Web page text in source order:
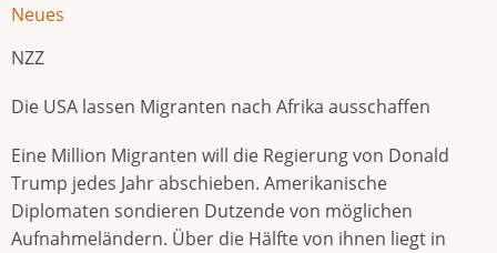
Neues
NZZ
Die USA lassen Migranten nach Afrika ausschaffen
Eine Million Migranten will die Regierung von Donald
Trump jedes Jahr abschieben. Amerikanische
Diplomaten sondieren Dutzende von möglichen
Aufnahmeländern. Über die Hälfte von ihnen liegt in